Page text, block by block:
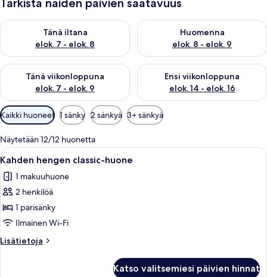
Tarkista näiden päivien saatavuus
Tänä iltana
elok. 7 - elok. 8
Tarkista tämän illan saatavuus elok. 7 - elok. 8
Huomenna
elok. 8 - elok. 9
Tarkista huomisen saatavuus
Tänä viikonloppuna
elok. 7 - elok. 9
Tarkista tämän viikonlopun saatavuus elok. 7 - elok. 9
Ensi viikonloppuna
elok. 14 - elok. 16
Tarkista ensi viikonlopun
Huoneille
saatavilla
olevia
suodattimia
Kaikki huoneet 1 sänky 2 sänkyä 3+ sänkyä
Näytetään 12/12 huonetta
Avaa
kaikki
huonetyypin
Kahden
hengen
classic-
huone
kuvat
Hotellihuone, jossa on kuviollinen
9
Kahden hengen classic-huone
1 makuuhuone
2 henkilöä
1 parisänky
Ilmainen Wi-Fi
Lisätietoja
Lisätietoja
Katso valitsemiesi päivien hinnat